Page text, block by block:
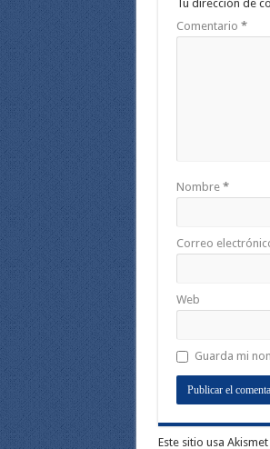
Tu dirección de
Comentario *
Nombre *
Correo
Web
Guarda mi
Este sitio usa